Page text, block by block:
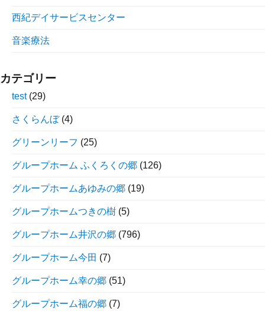
西紀デイサービスセンター
音楽療法
カテゴリー
test(29)
さくらんぼ(4)
グリーンリーフ (25)
グループホーム ふくろくの郷 (126)
グループホームあゆみの郷 (19)
グループホームつきの樹 (5)
グループホーム井沢の郷 (796)
グループホーム今田 (7)
グループホーム幸の郷 (51)
グループホーム福の郷 (7)